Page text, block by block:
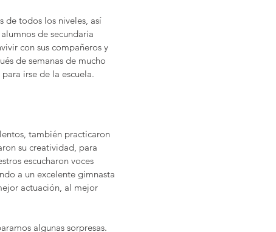
de todos los niveles, así
de secundaria
con sus compañeros y
de semanas de mucho
irse de la escuela.
también practicaron
su creatividad, para
escucharon voces
a un excelente gimnasta
actuación, al mejor
algunas sorpresas.